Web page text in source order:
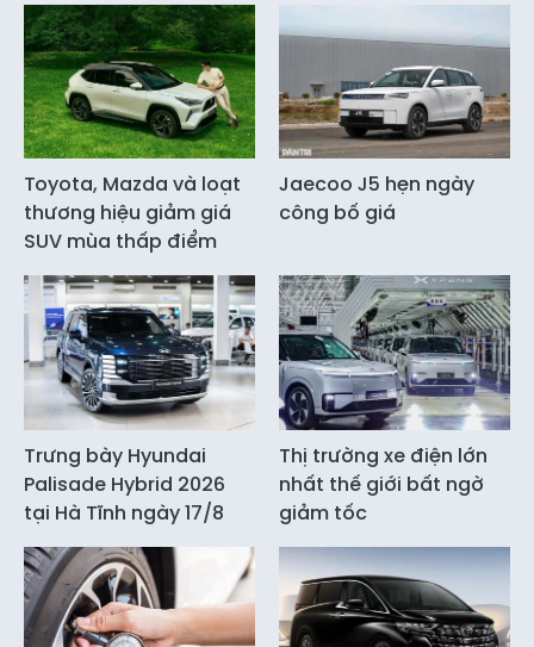
Toyota, Mazda và loạt
thương hiệu giảm giá
SUV mùa thấp điểm
Jaecoo J5 hẹn ngày
công bố giá
Trưng bày Hyundai
Palisade Hybrid 2026
tại Hà Tĩnh ngày 17/8
Thị trường xe điện lớn
nhất thế giới bất ngờ
giảm tốc